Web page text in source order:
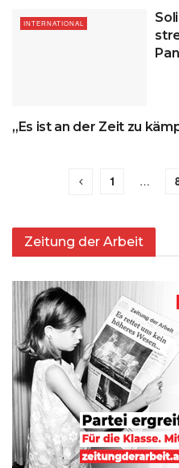
INTERNATIONAL
UNCATEGORIZED
„Es ist an der Zeit zu
1 …
Zeitung der Arbeit